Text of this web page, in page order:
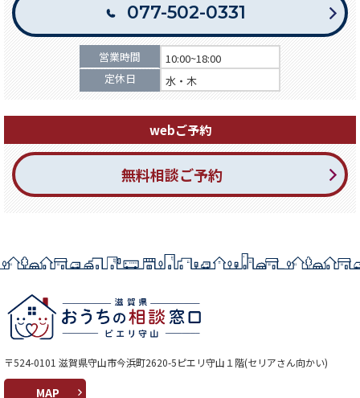
077-502-0331
営業時間
10:00~18:00
定休日
水・木
webご予約
無料相談ご予約
〒524-0101 滋賀県守山市今浜町2620-5ピエリ守山１階(セリアさん向かい)
MAP